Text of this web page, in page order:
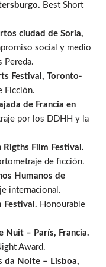
Best Short
ciudad de Soria,
social y medio
Pereda.
Festival, Toronto-
Ficción.
de Francia en
por los DDHH y la
Film Festival.
de ficción.
Humanos de
internacional.
Festival. Honourable
Nuit – París, Francia.
Award.
da Noite – Lisboa,